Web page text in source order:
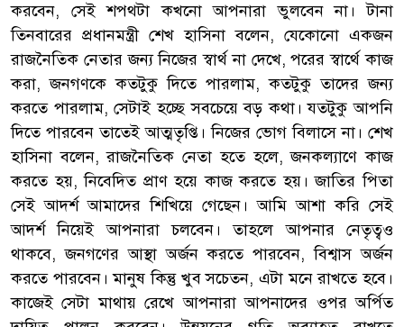
করবেন, সেই শপথটা কখনো আপনারা ভুলবেন না। টানা
তিনবারের প্রধানমন্ত্রী শেখ হাসিনা বলেন, যেকোনো একজন
রাজনৈতিক নেতার জন্য নিজের স্বার্থ না দেখে, পরের স্বার্থে কাজ
করা, জনগণকে কতটুকু দিতে পারলাম, কতটুকু তাদের জন্য
করতে পারলাম, সেটাই হচ্ছে সবচেয়ে বড় কথা। যতটুকু আপনি
দিতে পারবেন তাতেই আত্মতৃপ্তি। নিজের ভোগ বিলাসে না। শেখ
হাসিনা বলেন, রাজনৈতিক নেতা হতে হলে, জনকল্যাণে কাজ
করতে হয়, নিবেদিত প্রাণ হয়ে কাজ করতে হয়। জাতির পিতা
সেই আদর্শ আমাদের শিখিয়ে গেছেন। আমি আশা করি সেই
আদর্শ নিয়েই আপনারা চলবেন। তাহলে আপনার নেতৃত্বও
থাকবে, জনগণের আস্থা অর্জন করতে পারবেন, বিশ্বাস অর্জন
করতে পারবেন। মানুষ কিন্তু খুব সচেতন, এটা মনে রাখতে হবে।
কাজেই সেটা মাথায় রেখে আপনারা আপনাদের ওপর অর্পিত